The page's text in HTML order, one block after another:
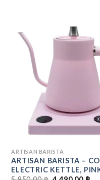
ARTISAN BARISTA
ARTISAN BARISTA –
ELECTRIC KETTLE,